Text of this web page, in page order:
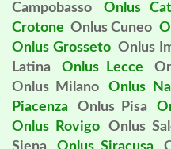
Campobasso
Onlus
Crotone Onlus Cuneo
Onlus Grosseto Onlus
Latina
Onlus Lecce
Onlus Milano
Onlus
Piacenza
Onlus Pisa
Onlus Rovigo
Onlus